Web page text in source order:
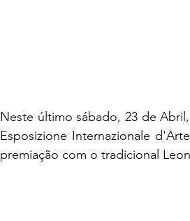
Neste último sábado, 23 de
Esposizione Internazionale
premiação com o tradicional